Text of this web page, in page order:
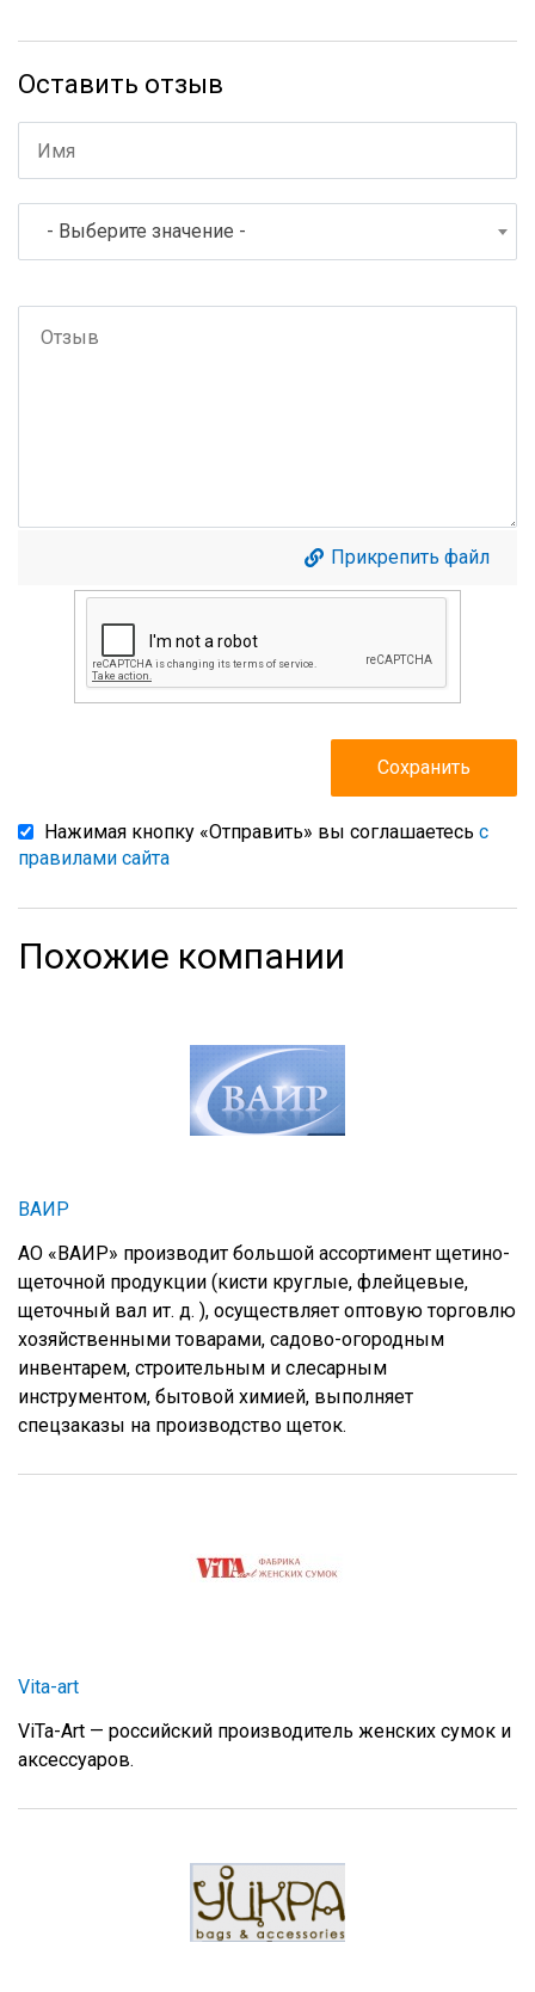
Оставить отзыв
- Выберите значение -
Прикрепить файл
Нажимая кнопку «Отправить» вы соглашаетесь с
правилами сайта
Похожие компании
ВАИР
АО «ВАИР» производит большой ассортимент щетино-
щеточной продукции (кисти круглые, флейцевые,
щеточный вал ит. д. ), осуществляет оптовую торговлю
хозяйственными товарами, садово-огородным
инвентарем, строительным и слесарным
инструментом, бытовой химией, выполняет
спецзаказы на производство щеток.
Vita-art
ViTa-Art — российский производитель женских сумок и
аксессуаров.